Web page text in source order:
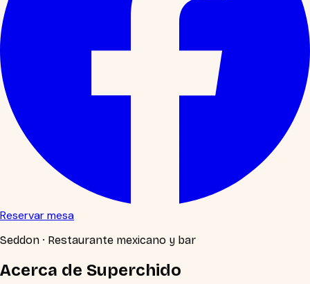
Reservar mesa
Seddon · Restaurante mexicano y bar
Acerca de Superchido